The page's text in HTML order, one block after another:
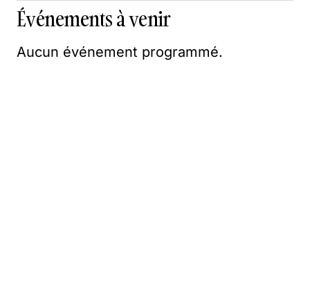
Événements à venir
Aucun événement programmé.